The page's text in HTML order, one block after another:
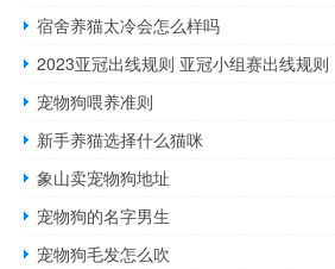
宿舍养猫太冷会怎么样吗
2023亚冠出线规则 亚冠小组赛出线规则
宠物狗喂养准则
新手养猫选择什么猫咪
象山卖宠物狗地址
宠物狗的名字男生
宠物狗毛发怎么吹